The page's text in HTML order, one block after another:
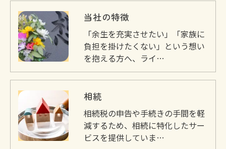
当社の特徴
「余生を充実させたい」「家族に
負担を掛けたくない」という想い
を抱える方へ、ライ…
相続
相続税の申告や手続きの手間を軽
減するため、相続に特化したサー
ビスを提供していま…